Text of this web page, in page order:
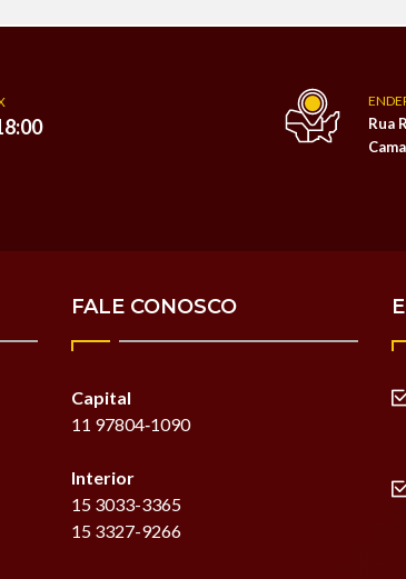
Rua
FALE CONOSCO
Capital
11 97804‑1090
Interior
15 3033-3365
15 3327-9266